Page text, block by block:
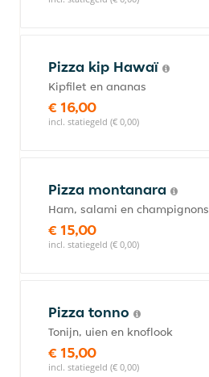
Pizza kip Hawaï
Kipfilet en ananas
€ 16,00
incl. statiegeld (€ 0,00)
Pizza montanara
Ham, salami en champignons
€ 15,00
incl. statiegeld (€ 0,00)
Pizza tonno
Tonijn, uien en knoflook
€ 15,00
incl. statiegeld (€ 0,00)